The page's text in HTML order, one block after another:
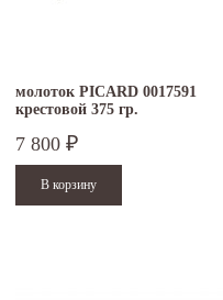
декабря - работаем в обычном режиме, с...
Читать дальше
молоток PICARD 0017591
крестовой 375 гр.
7 800 ₽